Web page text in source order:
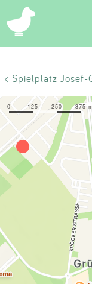
< Spielplatz Josef-